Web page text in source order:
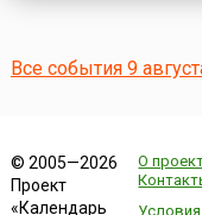
Все события 9
© 2005—2026
Проект
«Календарь
О